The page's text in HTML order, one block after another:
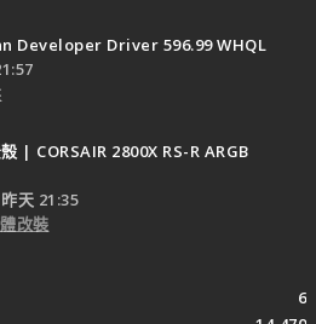
Developer Driver 596.99 WHQL
| CORSAIR 2800X RS-R ARGB
昨天 21:35
改裝
6